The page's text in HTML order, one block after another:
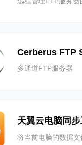
Cerberus FTP
多通道FTP服务器
天翼云电脑同
将当前电脑的数据